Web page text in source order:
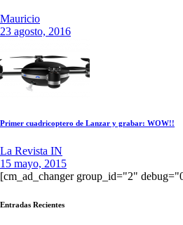
Mauricio
23 agosto, 2016
Primer cuadricoptero de Lanzar y grabar: WOW!!
La Revista IN
15 mayo, 2015
[cm_ad_changer group_id="2"
Entradas Recientes